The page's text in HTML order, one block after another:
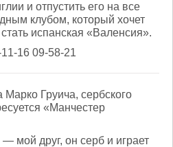
и отпустить его на все
клубом, который хочет
испанская «Валенсия».
Марко Груича, сербского
«Манчестер
мой друг, он серб и играет